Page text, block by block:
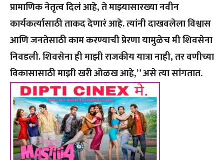
प्रामाणिक नेतृत्व दिलं आहे, ते माझ्यासारख्या नवीन
कार्यकर्त्यासाठी ताकद देणारं आहे. त्यांनी दाखवलेला विश्वास
आणि जनतेसाठी काम करण्याची प्रेरणा यामुळेच मी शिवसेना
निवडली. शिवसेना ही माझी राजकीय यात्रा नाही, तर वणीच्या
विकासासाठी माझी खरी ओळख आहे,” असे त्यासांगतात.